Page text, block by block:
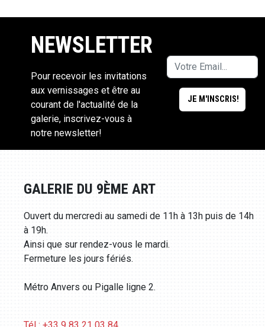
NEWSLETTER
Pour recevoir les invitations
aux vernissages et être au
courant de l'actualité de la
galerie, inscrivez-vous à
notre newsletter!
GALERIE DU 9ÈME ART
Ouvert du mercredi au samedi de 11h à 13h puis de 14h
à 19h.
Ainsi que sur rendez-vous le mardi.
Fermeture les jours fériés.
Métro Anvers ou Pigalle ligne 2.
Tél : +33 9 83 21 03 84